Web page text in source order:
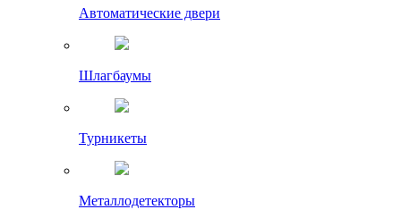
Автоматические двери
Шлагбаумы
Турникеты
Металлодетекторы